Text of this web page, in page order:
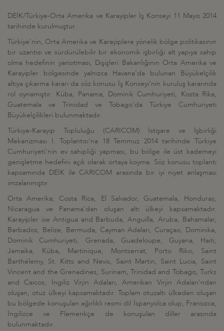
DEİK/Türkiye-Orta Amerika ve Karayipler İş Konseyi 11 Mayıs 2014
tarihinde kurulmuştur.
Türkiye'nin, Orta Amerika ve Karayiplere yönelik bölge politikasının
bir uzantısı ve sürdürülebilir bir ekonomik işbirliği alt yapıya sahip
olma hedefinin yansıtması, Dışişleri Bakanlığının Orta Amerika ve
Karayipler bölgesinde yalnızca Havana'da bulunan Büyükelçilik
altıya çıkarma kararı da söz konusu İş Konseyi'nin kuruluş kararında
rol oynamıştır. Küba, Panama, Dominik Cumhuriyeti, Kosta Rika,
Guatemala ve Trinidad ve Tobago'da Türkiye Cumhuriyeti
Büyükelçilikleri bulunmaktadır.
Türkiye-Karayip Topluluğu (CARICOM) İstişare ve İşbirliği
Mekanizması I. Toplantısı'na 18 Temmuz 2014 tarihinde Türkiye
Cumhuriyeti'nin ev sahipliği yapması, bu bölge ile üst kademeyi
genişletme hedefini açık olarak ortaya koyma. Söz konusu toplantı
kapsamında DEİK ile CARICOM arasında bir iyi niyet anlaşması
imzalanmıştır.
Orta Amerika; Costa Rica, El Salvador, Guatemala, Honduras,
Nicaragua ve Panama'dan oluşan altı ülkeyi kapsamaktadır.
Karayipler ise Antigua and Barbuda, Anguilla, Aruba, Bahamalar,
Barbados, Belize, Bermuda, Cayman Adaları, Curaçao, Dominika,
Dominik Cumhuriyeti, Grenada, Guadeloupe, Guyana, Haiti,
Jamaika, Küba, Martinique, Montserrat, Porto Riko, Saint
Barthélemy, St. Kitts and Nevis, Saint Martin, Saint Lucia, Saint
Vincent and the Grenadines, Surinam, Trinidad and Tobago, Turks
and Caicos, İngiliz Virjin Adaları, Amerikan Virjin Adaları'ndan
oluşan, otuz ülkeyi kapsamaktadır. Toplam otuzaltı ülkeden oluşan
bu bölgede konuşulan ağırlıklı resmi dil İspanyolca olup, Fransızca,
İngilizce ve Flemenkçe de konuşulan diller arasında
bulunmaktadır.